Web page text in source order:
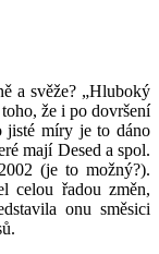
a svěže? „Hluboký
že i po dovršení
jisté míry je to dáno
mají Desed a spol.
(je to možný?).
celou řadou změn,
onu směsici